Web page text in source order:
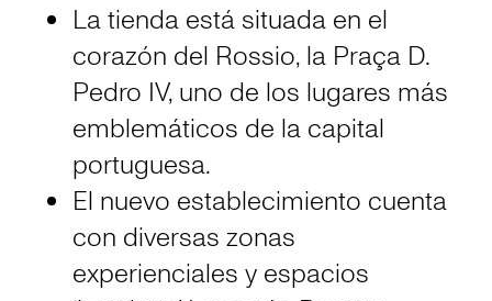
La tienda está situada en el
corazón del Rossio, la Praça D.
Pedro IV, uno de los lugares más
emblemáticos de la capital
portuguesa.
El nuevo establecimiento cuenta
con diversas zonas
experienciales y espacios